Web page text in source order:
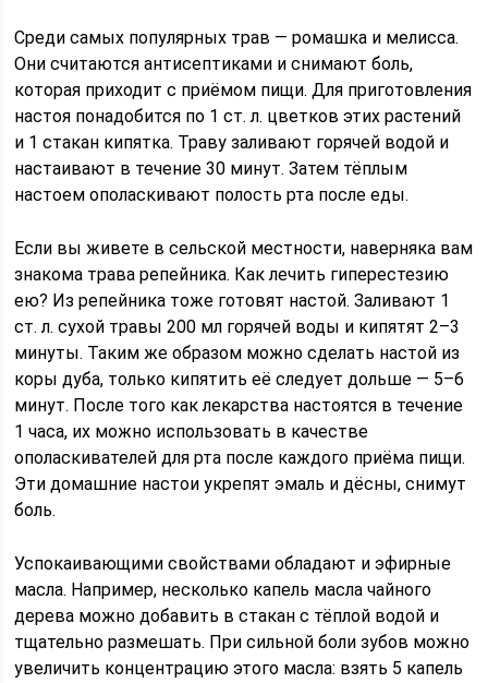
Среди самых популярных трав — ромашка и мелисса.
Они считаются антисептиками и снимают боль,
которая приходит с приёмом пищи. Для приготовления
настоя понадобится по 1 ст. л. цветков этих растений
и 1 стакан кипятка. Траву заливают горячей водой и
настаивают в течение 30 минут. Затем тёплым
настоем ополаскивают полость рта после еды.
Если вы живете в сельской местности, наверняка вам
знакома трава репейника. Как лечить гиперестезию
ею? Из репейника тоже готовят настой. Заливают 1
ст. л. сухой травы 200 мл горячей воды и кипятят 2–3
минуты. Таким же образом можно сделать настой из
коры дуба, только кипятить её следует дольше — 5–6
минут. После того как лекарства настоятся в течение
1 часа, их можно использовать в качестве
ополаскивателей для рта после каждого приёма пищи.
Эти домашние настои укрепят эмаль и дёсны, снимут
боль.
Успокаивающими свойствами обладают и эфирные
масла. Например, несколько капель масла чайного
дерева можно добавить в стакан с тёплой водой и
тщательно размешать. При сильной боли зубов можно
увеличить концентрацию этого масла: взять 5 капель